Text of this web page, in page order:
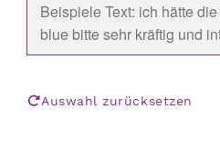
Auswahl zurücksetzen